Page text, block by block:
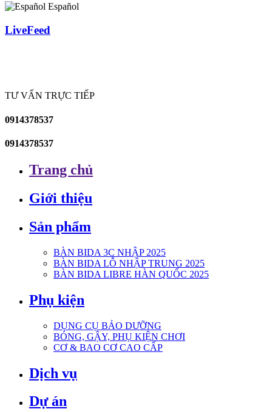
Español
LiveFeed
TƯ VẤN TRỰC TIẾP
0914378537
0914378537
Trang chủ
Giới thiệu
Sản phẩm
BÀN BIDA 3C NHẬP 2025
BÀN BIDA LỖ NHẬP TRUNG 2025
BÀN BIDA LIBRE HÀN QUỐC 2025
Phụ kiện
DỤNG CỤ BẢO DƯỠNG
BÓNG, GẬY, PHỤ KIỆN CHƠI
CƠ & BAO CƠ CAO CẤP
Dịch vụ
Dự án